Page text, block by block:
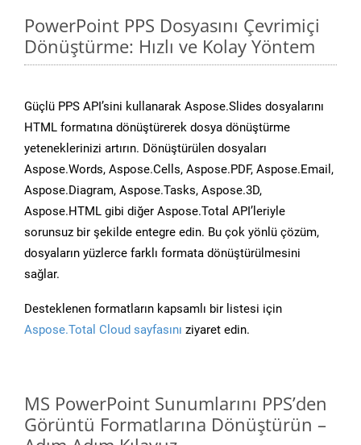
PowerPoint PPS Dosyasını Çevrimiçi
Dönüştürme: Hızlı ve Kolay Yöntem
Güçlü PPS API’sini kullanarak Aspose.Slides dosyalarını
HTML formatına dönüştürerek dosya dönüştürme
yeteneklerinizi artırın. Dönüştürülen dosyaları
Aspose.Words, Aspose.Cells, Aspose.PDF, Aspose.Email,
Aspose.Diagram, Aspose.Tasks, Aspose.3D,
Aspose.HTML gibi diğer Aspose.Total API’leriyle
sorunsuz bir şekilde entegre edin. Bu çok yönlü çözüm,
dosyaların yüzlerce farklı formata dönüştürülmesini
sağlar.
Desteklenen formatların kapsamlı bir listesi için
Aspose.Total Cloud sayfasını ziyaret edin.
MS PowerPoint Sunumlarını PPS’den
Görüntü Formatlarına Dönüştürün –